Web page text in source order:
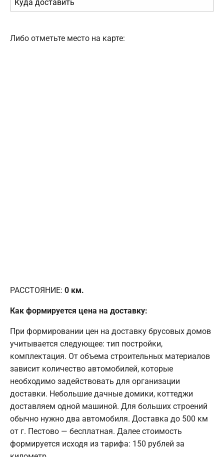
Либо отметьте место на карте:
РАССТОЯНИЕ: 0 км.
Как формируется цена на доставку:
При формировании цен на доставку брусовых домов
учитывается следующее: тип постройки,
комплектация. От объема строительных материалов
зависит количество автомобилей, которые
необходимо задействовать для организации
доставки. Небольшие дачные домики, коттеджи
доставляем одной машиной. Для больших строений
обычно нужно два автомобиля. Доставка до 500 км
от г. Пестово — бесплатная. Далее стоимость
формируется исходя из тарифа: 150 рублей за